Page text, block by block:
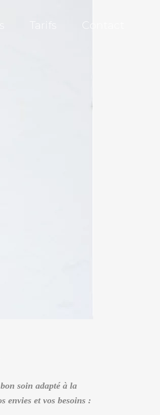
Tarifs Contact
soin adapté à la
envies et vos besoins :